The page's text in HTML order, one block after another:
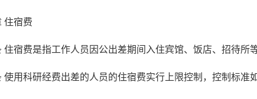
住宿费
住宿费是指工作人员因公出差期间入住宾馆、饭店、招待所
使用科研经费出差的人员的住宿费实行上限控制，控制标准如